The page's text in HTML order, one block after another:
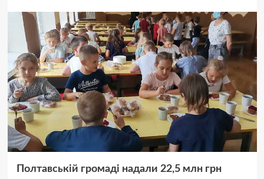
Полтавській громаді надали 22,5 млн грн